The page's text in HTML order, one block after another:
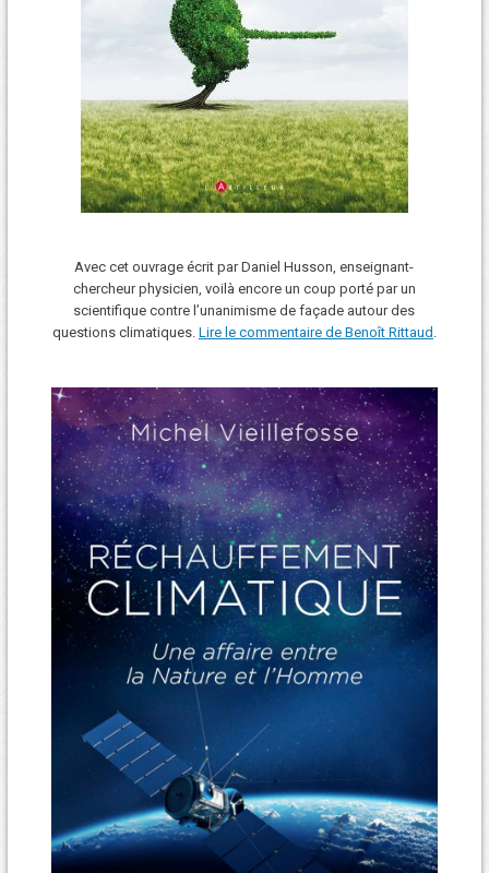
Avec cet ouvrage écrit par Daniel Husson, enseignant-
chercheur physicien, voilà encore un coup porté par un
scientifique contre l’unanimisme de façade autour des
questions climatiques. Lire le commentaire de Benoît Rittaud .